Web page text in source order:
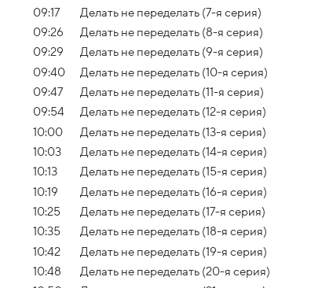
09:17
Делать не переделать (7-я серия)
09:26
Делать не переделать (8-я серия)
09:29
Делать не переделать (9-я серия)
09:40
Делать не переделать (10-я серия)
09:47
Делать не переделать (11-я серия)
09:54
Делать не переделать (12-я серия)
10:00
Делать не переделать (13-я серия)
10:03
Делать не переделать (14-я серия)
10:13
Делать не переделать (15-я серия)
10:19
Делать не переделать (16-я серия)
10:25
Делать не переделать (17-я серия)
10:35
Делать не переделать (18-я серия)
10:42
Делать не переделать (19-я серия)
10:48
Делать не переделать (20-я серия)